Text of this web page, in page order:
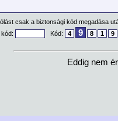
csak a biztonsági kód megadása
kód:
Kód: 4 9 8 1 9
Eddig nem